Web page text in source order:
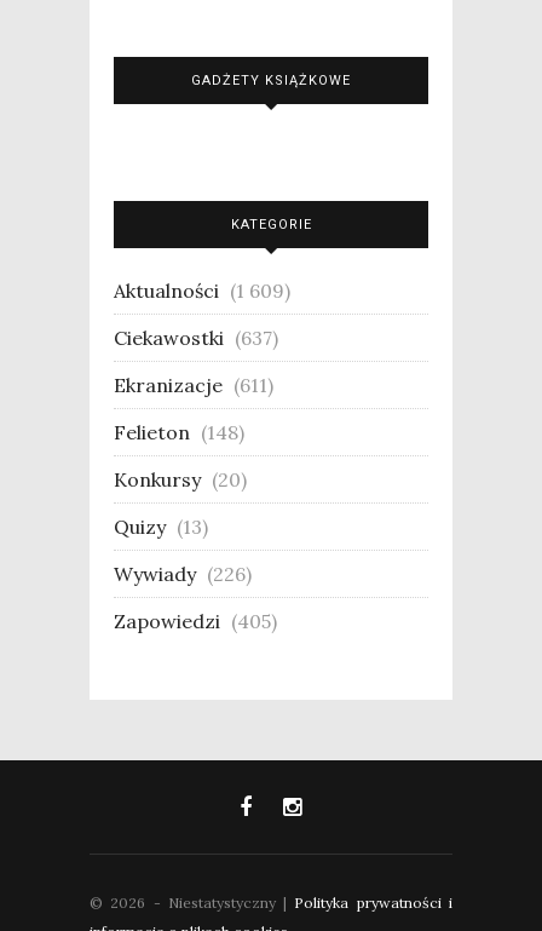
GADŻETY KSIĄŻKOWE
KATEGORIE
Aktualności (1 609)
Ciekawostki (637)
Ekranizacje (611)
Felieton (148)
Konkursy (20)
Quizy (13)
Wywiady (226)
Zapowiedzi (405)
© 2026 - Niestatystyczny | Polityka prywatności i